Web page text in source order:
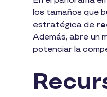
los tamaños que
estratégica de
Además, abre un
potenciar la